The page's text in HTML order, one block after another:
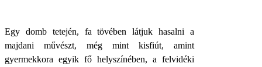
Egy domb tetején, fa tövében látjuk hasalni a
majdani művészt, még mint kisfiút, amint
gyermekkora egyik fő helyszínében, a felvidéki